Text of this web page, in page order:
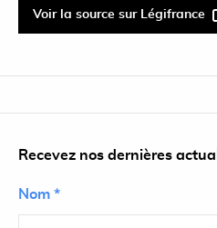
Voir la source sur Légifrance
Recevez nos dernières
Nom *